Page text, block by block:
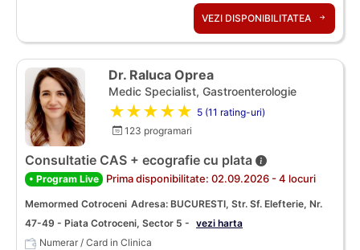
VEZI DISPONIBILITATEA
Dr. Raluca Oprea
Medic Specialist, Gastroenterologie
★★★★★ 5 (11 rating-uri)
123 programari
Consultatie CAS + ecografie cu plata
• Program Live Prima disponibilitate: 02.09.2026 - 4 locuri
Memormed Cotroceni Adresa: BUCURESTI, Str. Sf. Elefterie, Nr.
47-49 - Piata Cotroceni, Sector 5 - vezi harta
Numerar / Card in Clinica